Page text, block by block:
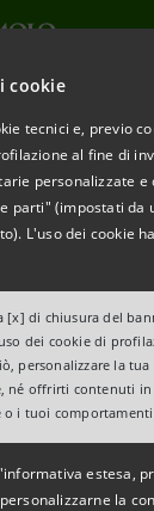
cookie
tecnici e, previo
al fine di
personalizzate e
parti" (impostati da
L'uso dei cookie
[x] di chiusura del
dei cookie di
personalizzare la tua
né offrirti contenuti in
o i tuoi
estesa,
la
valore